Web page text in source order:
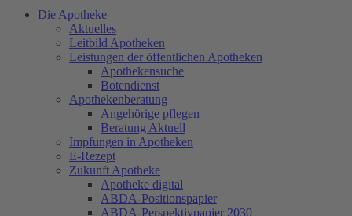
Die Apotheke
Aktuelles
Leitbild Apotheken
Leistungen der öffentlichen Apotheken
Apothekensuche
Botendienst
Apothekenberatung
Angehörige pflegen
Beratung Aktuell
Impfungen in Apotheken
E-Rezept
Zukunft Apotheke
Apotheke digital
ABDA-Positionspapier
ABDA-Perspektivpapier 2030